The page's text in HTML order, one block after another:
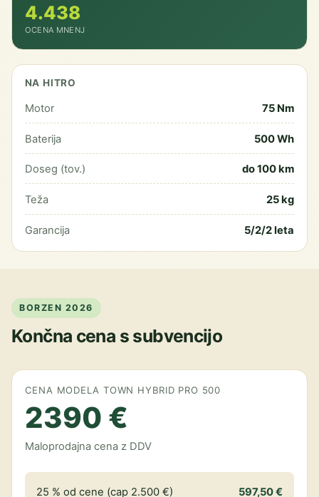
4.4
OCENA
38
MNENJ
NA HITRO
Motor 75 Nm
Baterija 500 Wh
Doseg (tov.) do 100 km
Teža 25 kg
Garancija 5/2/2 leta
BORZEN 2026
Končna cena s subvencijo
CENA MODELA TOWN HYBRID PRO 500
2390 €
Maloprodajna cena z DDV
25 % od cene (cap 2.500 €) 597,50 €